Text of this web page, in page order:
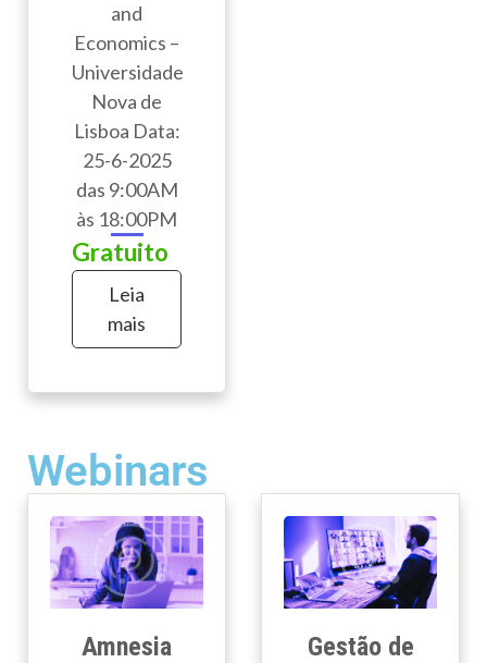
and
Economics –
Universidade
Nova de
Lisboa Data:
25-6-2025
das 9:00AM
às 18:00PM
Gratuito
Leia
mais
Webinars
Amnesia
Gestão de